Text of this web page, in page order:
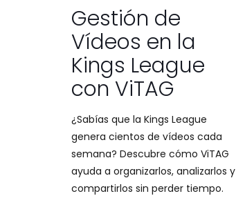
Gestión de
Vídeos en la
Kings League
con ViTAG
¿Sabías que la Kings League
genera cientos de vídeos cada
semana? Descubre cómo ViTAG
ayuda a organizarlos, analizarlos y
compartirlos sin perder tiempo.